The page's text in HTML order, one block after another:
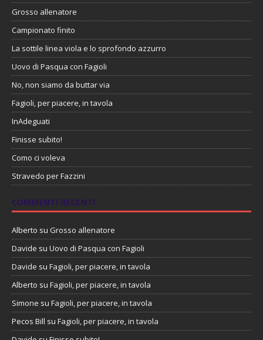
Grosso allenatore
Campionato finito
La sottile linea viola e lo sprofondo azzurro
Uovo di Pasqua con Fagioli
No, non siamo da buttar via
Fagioli, per piacere, in tavola
InAdeguati
Finisse subito!
Como ci voleva
Stravedo per Fazzini
COMMENTI RECENTI
Alberto su Grosso allenatore
Davide su Uovo di Pasqua con Fagioli
Davide su Fagioli, per piacere, in tavola
Alberto su Fagioli, per piacere, in tavola
Simone su Fagioli, per piacere, in tavola
Pecos Bill su Fagioli, per piacere, in tavola